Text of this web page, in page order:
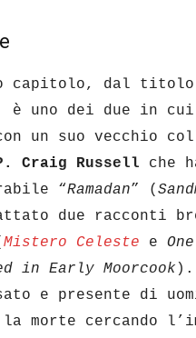
capitolo, dal titolo
è uno dei due in cui
un suo vecchio
Craig Russell che
“Ramadan” (
due racconti
Mistero Celeste e
in Early Moorcook ).
e presente di
morte cercando